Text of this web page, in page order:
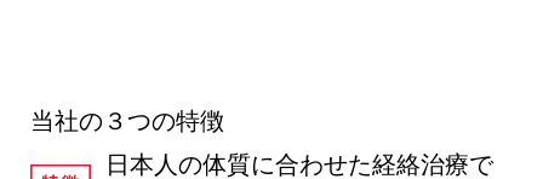
当社の３つの特徴
日本人の体質に合わせた経絡治療で